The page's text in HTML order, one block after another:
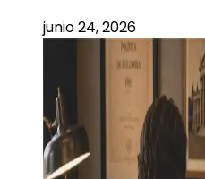
junio 24, 2026